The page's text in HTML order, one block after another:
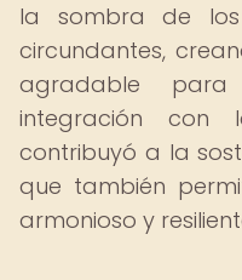
la sombra de
circundantes,
agradable para
integración con
contribuyó a la
que también
armonioso y